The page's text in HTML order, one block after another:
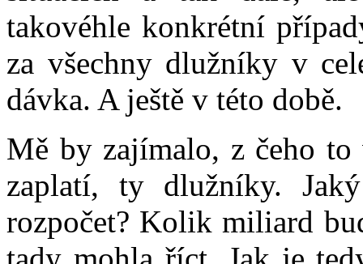
takovéhle konkrétní
za všechny dlužníky v
dávka. A ještě v této době.
Mě by zajímalo, z čeho to
zaplatí, ty dlužníky.
rozpočet? Kolik miliard